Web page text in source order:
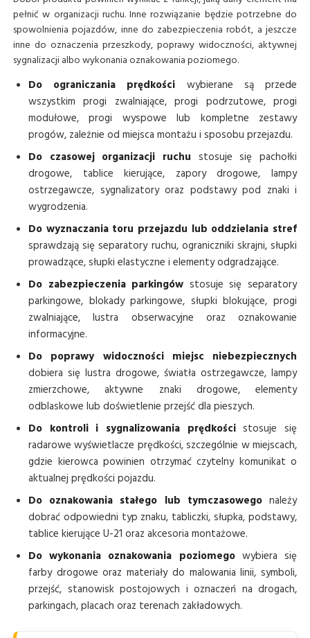
pełnić w organizacji ruchu. Inne rozwiązanie będzie potrzebne do
spowolnienia pojazdów, inne do zabezpieczenia robót, a jeszcze
inne do oznaczenia przeszkody, poprawy widoczności, aktywnej
sygnalizacji albo wykonania oznakowania poziomego.
Do ograniczania prędkości wybierane są przede
wszystkim progi zwalniające, progi podrzutowe, progi
modułowe, progi wyspowe lub kompletne zestawy
progów, zależnie od miejsca montażu i sposobu przejazdu.
Do czasowej organizacji ruchu stosuje się pachołki
drogowe, tablice kierujące, zapory drogowe, lampy
ostrzegawcze, sygnalizatory oraz podstawy pod znaki i
wygrodzenia.
Do wyznaczania toru przejazdu lub oddzielania stref
sprawdzają się separatory ruchu, ograniczniki skrajni, słupki
prowadzące, słupki elastyczne i elementy odgradzające.
Do zabezpieczenia parkingów stosuje się separatory
parkingowe, blokady parkingowe, słupki blokujące, progi
zwalniające, lustra obserwacyjne oraz oznakowanie
informacyjne.
Do poprawy widoczności miejsc niebezpiecznych
dobiera się lustra drogowe, światła ostrzegawcze, lampy
zmierzchowe, aktywne znaki drogowe, elementy
odblaskowe lub doświetlenie przejść dla pieszych.
Do kontroli i sygnalizowania prędkościstosuje się
radarowe wyświetlacze prędkości, szczególnie w miejscach,
gdzie kierowca powinien otrzymać czytelny komunikat o
aktualnej prędkości pojazdu.
Do oznakowania stałego lub tymczasowegonależy
dobrać odpowiedni typ znaku, tabliczki, słupka, podstawy,
tablice kierujące U-21 oraz akcesoria montażowe.
Do wykonania oznakowania poziomegowybiera się
farby drogowe oraz materiały do malowania linii, symboli,
przejść, stanowisk postojowych i oznaczeń na drogach,
parkingach, placach oraz terenach zakładowych.